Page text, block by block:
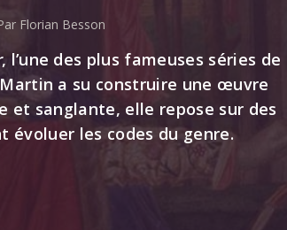
Florian Besson
, l’une des plus fameuses séries de
Martin a su construire une œuvre
et sanglante, elle repose sur des
évoluer les codes du genre.